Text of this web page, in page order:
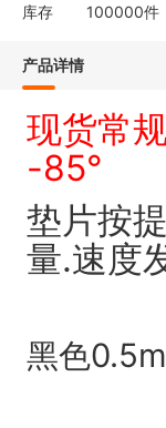
库存 100000件
产品详情
现货常
-85°
垫片按
量.速度
黑色